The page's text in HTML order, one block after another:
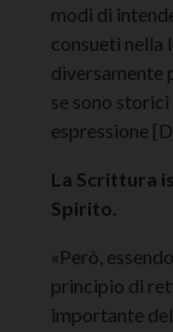
modi di
consueti nella
diversamente
se sono
espressione
La Scrittura
Spirito.
«Però,
principio di
importante